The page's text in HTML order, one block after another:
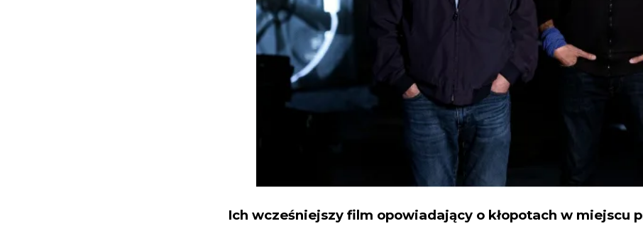
Ich wcześniejszy film opowiadający o kłopotach w miejscu